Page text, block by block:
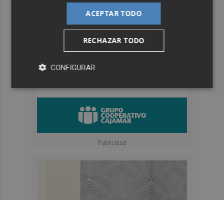
ACEPTAR TODO
RECHAZAR TODO
CONFIGURAR